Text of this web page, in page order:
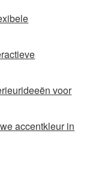
voor
accentkleur in